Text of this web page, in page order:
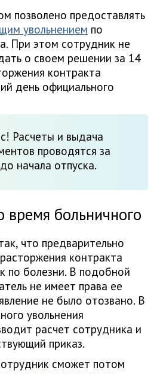
позволено предоставлять
увольнением по
При этом сотрудник не
о своем решении за 14
контракта
день официального
Расчеты и выдача
проводятся за
начала отпуска.
время больничного
что предварительно
контракта
по болезни. В подобной
не имеет права ее
не было отозвано. В
увольнения
расчет сотрудника и
приказ.
сможет потом